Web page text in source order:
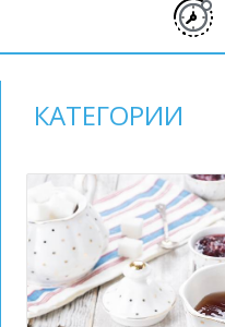
КАТЕГОРИИ